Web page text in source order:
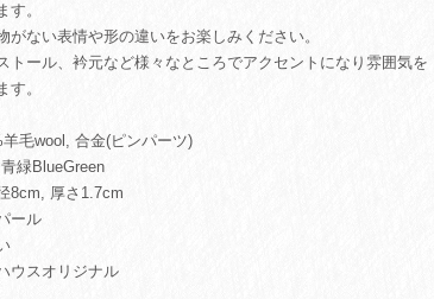
す。
がない表情や形の違いをお楽しみください。
トール、衿元など様々なところでアクセントになり雰囲気を
す。
毛wool, 合金(ピンパーツ)
緑BlueGreen
8cm, 厚さ1.7cm
ール
ウスオリジナル